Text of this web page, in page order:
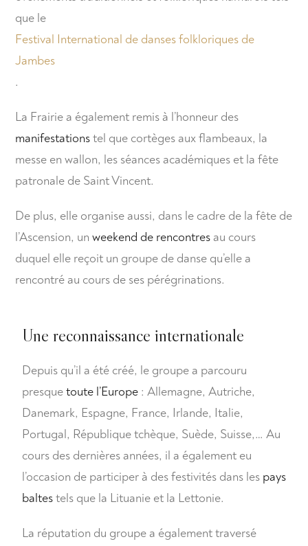
que le
Festival International de danses folkloriques de
Jambes
.
La Frairie a également remis à l’honneur des
manifestationstel que cortèges aux flambeaux, la
messe en wallon, les séances académiques et la fête
patronale de Saint Vincent.
De plus, elle organise aussi, dans le cadre de la fête de
l’Ascension, un weekend de rencontres au cours
duquel elle reçoit un groupe de danse qu’elle a
rencontré au cours de ses pérégrinations.
Une reconnaissance internationale
Depuis qu’il a été créé, le groupe a parcouru
presquetoute l’Europe : Allemagne, Autriche,
Danemark, Espagne, France, Irlande, Italie,
Portugal, République tchèque, Suède, Suisse,… Au
cours des dernières années, il a également eu
l’occasion de participer à des festivités dans les pays
baltestels que la Lituanie et la Lettonie.
La réputation du groupe a également traversé